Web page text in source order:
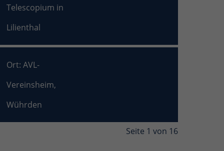
Telescopium in
Lilienthal
Ort: AVL-
Vereinsheim,
Wührden
Seite 1 von 16